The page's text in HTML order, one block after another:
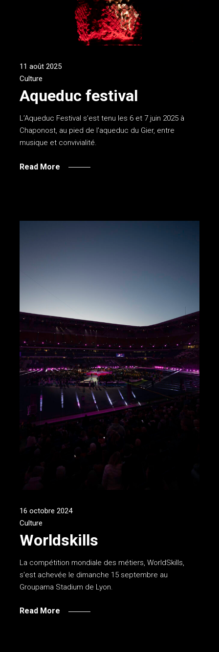
11 août 2025
Culture
Aqueduc festival
L’Aqueduc Festival s’est tenu les 6 et 7 juin 2025 à
Chaponost, au pied de l’aqueduc du Gier, entre
musique et convivialité.
Read More
16 octobre 2024
Culture
Worldskills
La compétition mondiale des métiers, WorldSkills,
s'est achevée le dimanche 15 septembre au
Groupama Stadium de Lyon.
Read More